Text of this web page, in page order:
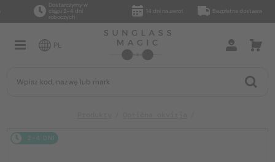
Dostarczymy w
ciągu 2–4 dni
roboczych
14 dni na zwrot Bezpłatna dostawa
PL
2-4 DNI